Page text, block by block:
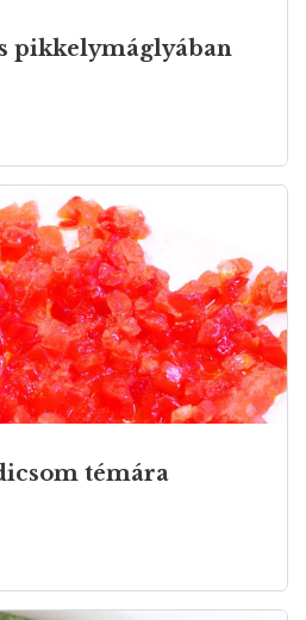
pikkelymáglyában
témára